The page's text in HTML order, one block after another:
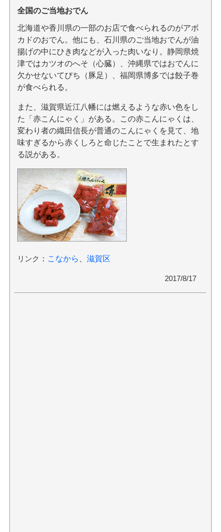
全国のご当地おでん
北海道や香川県の一部のお店で食べられるのがアボ
カドのおでん。他にも、石川県のご当地おでんが油
揚げの中にひき肉などが入った肉いなり。静岡県焼
津ではカツオのへそ（心臓）、沖縄県ではおでんに
欠かせないてびち（豚足）、福岡県博多では餃子巻
が食べられる。
また、滋賀県近江八幡には燃えるような赤い色をし
た「赤こんにゃく」がある。この赤こんにゃくは、
変わり者の織田信長が普通のこんにゃくを見て、地
味すぎるから赤くしろと命じたことで生まれたとす
る説がある。
リンク ： こなから 滋賀区
2017/8/17